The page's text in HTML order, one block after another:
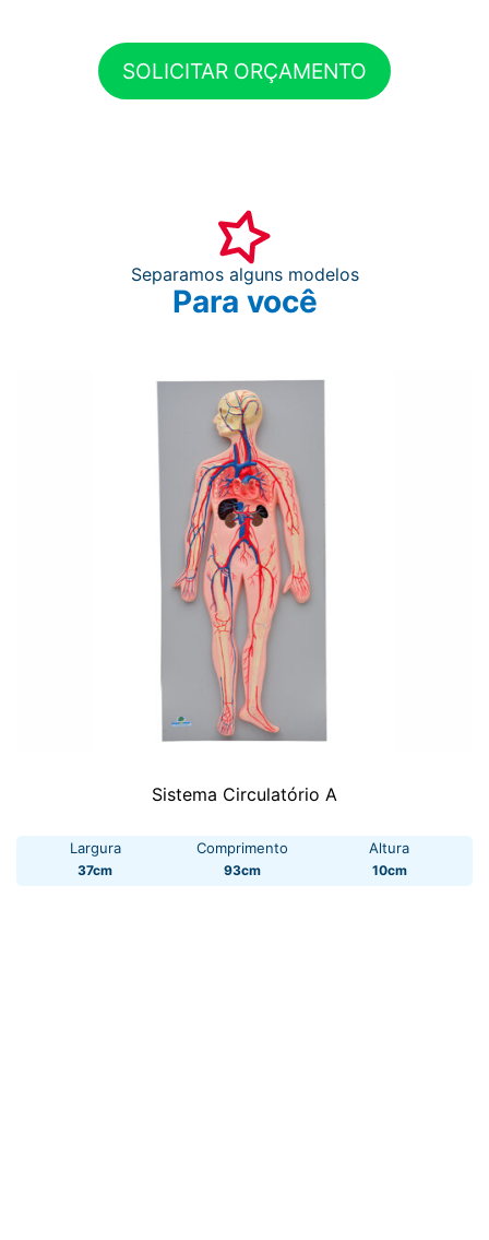
SOLICITAR ORÇAMENTO
Separamos alguns modelos
Para você
Sistema Circulatório A
Largura
37cm
Comprimento
93cm
Altura
10cm